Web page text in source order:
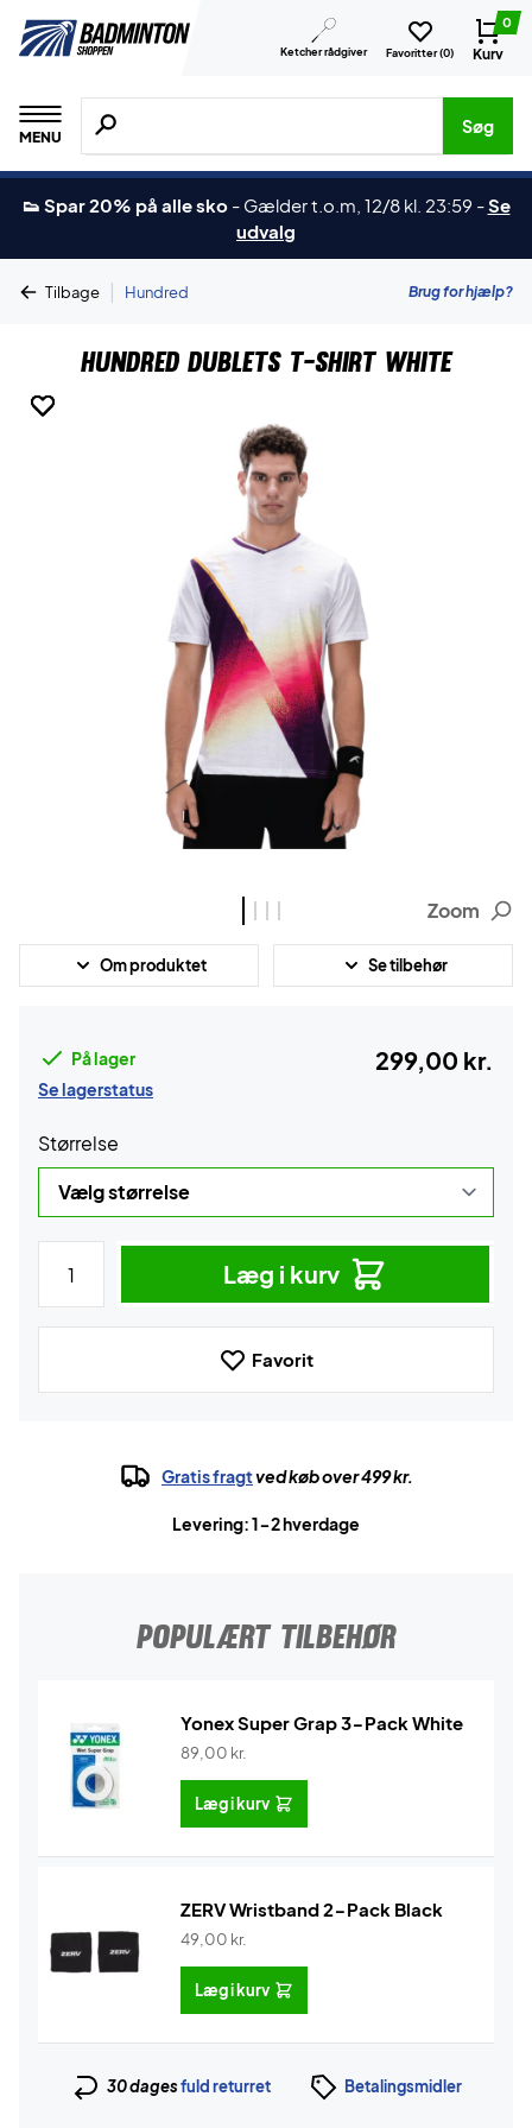
Ketcher rådgiver Favoritter (0)
0
Kurv
MENU
Søg efter produkter, mærker etc.
Søg
👟 Spar 20% på alle sko - Gælder t.o.m, 12/8 kl. 23:59 -Se
udvalg
Tilbage | Hundred Brug for hjælp?
Hundred Dublets T-shirt White
Zoom
Om produktet Se tilbehør
På lager
Se lagerstatus
299,00 kr.
Størrelse
Læg i kurv
Favorit
Gratis fragtved køb over 499 kr.
Levering: 1-2 hverdage
POPULÆRT TILBEHØR
Yonex Super Grap 3-Pack White
89,00 kr.
Læg i kurv
ZERV Wristband 2-Pack Black
49,00 kr.
Læg i kurv
30 dagesfuld returret Betalingsmidler